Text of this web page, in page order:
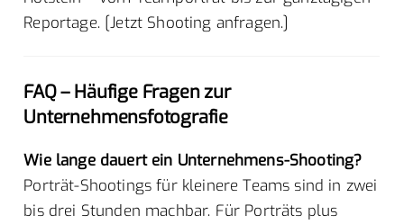
Reportage. [Jetzt Shooting anfragen.]
FAQ – Häufige Fragen zur
Unternehmensfotografie
Wie lange dauert ein Unternehmens-Shooting?
Porträt-Shootings für kleinere Teams sind in zwei
bis drei Stunden machbar. Für Porträts plus